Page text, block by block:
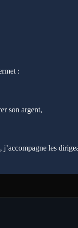
:
son argent,
, j’accompagne les